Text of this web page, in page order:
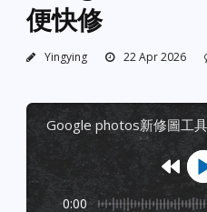
便快修
Yingying 22 Apr 2026
google photos新修圖工
0:00